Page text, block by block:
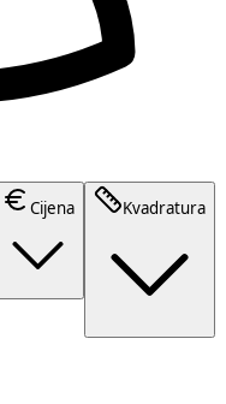
Cijena Kvadratura